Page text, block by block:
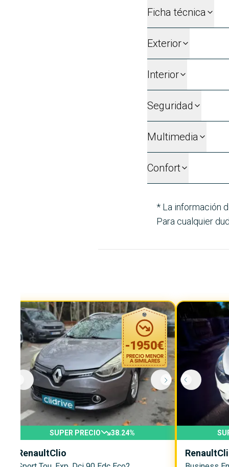
Ficha técnica
Exterior
Interior
Seguridad
Multimedia
Confort
* La información
Para cualquier
-1950€
SUPER PRECIO 38.24%
RenaultClio Renault